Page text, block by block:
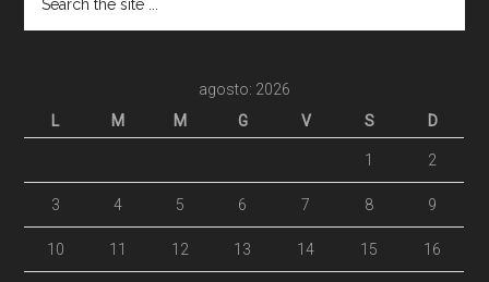
agosto: 2026
L
M M G V S D
1 2
3 4 5 6 7 8 9
10 11 12 13 14 15 16